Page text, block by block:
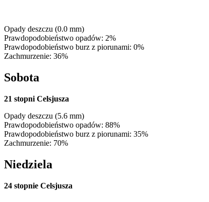
Opady deszczu (0.0 mm)
Prawdopodobieństwo opadów: 2%
Prawdopodobieństwo burz z piorunami: 0%
Zachmurzenie: 36%
Sobota
21 stopni Celsjusza
Opady deszczu (5.6 mm)
Prawdopodobieństwo opadów: 88%
Prawdopodobieństwo burz z piorunami: 35%
Zachmurzenie: 70%
Niedziela
24 stopnie Celsjusza